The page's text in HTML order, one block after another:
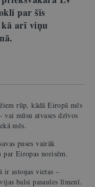
par šīs
arī viņu
rūp, kādā Eiropā mēs
mūsu atvases dzīvos
mēs.
puses vairāk
par Eiropas norisēm.
ir astoņas vietas –
balsi pasaules līmenī.